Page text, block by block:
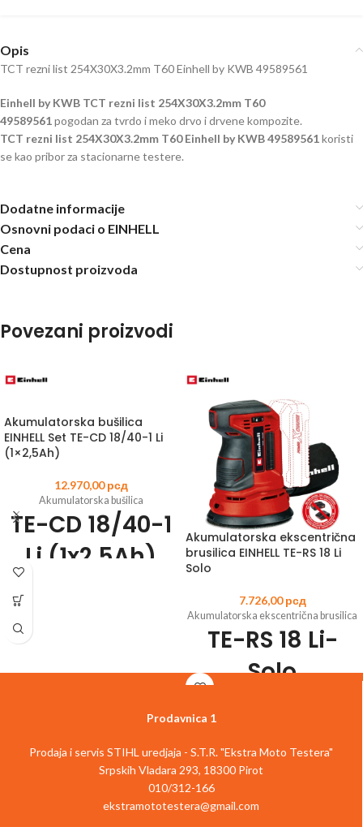
Opis
TCT rezni list 254X30X3.2mm T60 Einhell by KWB 49589561
Einhell by KWB TCT rezni list 254X30X3.2mm T60
49589561pogodan za tvrdo i meko drvo i drvene kompozite.
TCT rezni list 254X30X3.2mm T60 Einhell by KWB 49589561koristi
se kao pribor za stacionarne testere.
Dodatne informacije
Osnovni podaci o EINHELL
Cena
Dostupnost proizvoda
Povezani proizvodi
Akumulatorska bušilica
EINHELL Set TE-CD 18/40-1 Li
(1×2,5Ah)
12.970,00рсд
Akumulatorska bušilica
TE-CD 18/40-1
Li (1x2,5Ah)
artikla:
Zupčanik sa 2 brzine za snažno bušenje
litijum-jonskoj tehnologiji bez
LED osvetljenje za optimalan rad na
tamnim mestima
Izuzetno laka za rad zahvaljujući
ergonomskom dizajnu i mekanoj
Akumulatorska ekscentrična
brusilica EINHELL TE-RS 18 Li
Solo
7.726,00рсд
Akumulatorska ekscentrična brusilica
TE-RS 18 Li-
Solo
artikla:
Elektronska promena brzine u
zavisnosti od materijala i težinu posla
Najfinija završna obrada i visoka
učinkovitost brušenja zahvaljujući
Prodavnica 1
Prodaja i servis STIHL uredjaja - S.T.R. "Ekstra Moto Testera"
Srpskih Vladara 293, 18300 Pirot
010/312-166
ekstramototestera@gmail.com